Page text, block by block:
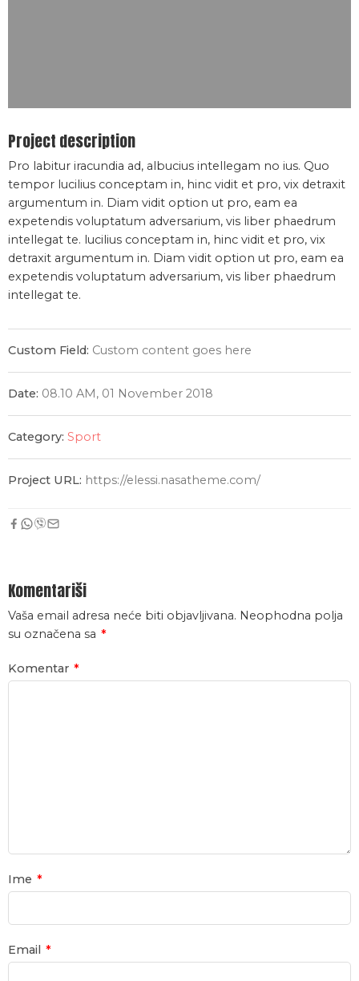
Project description
Pro labitur iracundia ad, albucius intellegam no ius. Quo
tempor lucilius conceptam in, hinc vidit et pro, vix detraxit
argumentum in. Diam vidit option ut pro, eam ea
expetendis voluptatum adversarium, vis liber phaedrum
intellegat te. lucilius conceptam in, hinc vidit et pro, vix
detraxit argumentum in. Diam vidit option ut pro, eam ea
expetendis voluptatum adversarium, vis liber phaedrum
intellegat te.
Custom Field: Custom content goes here
Date: 08.10 AM, 01 November 2018
Category: Sport
Project URL: https://elessi.nasatheme.com/
Komentariši
Vaša email adresa neće biti objavljivana. Neophodna polja
su označena sa *
Komentar *
Ime *
Email *